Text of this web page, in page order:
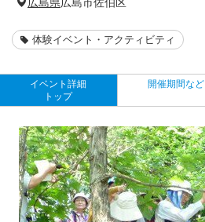
体験イベント・アクティビティ
イベント詳細
トップ
開催期間など